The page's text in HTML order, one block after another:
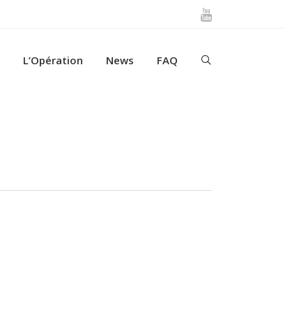
L’Opération News FAQ